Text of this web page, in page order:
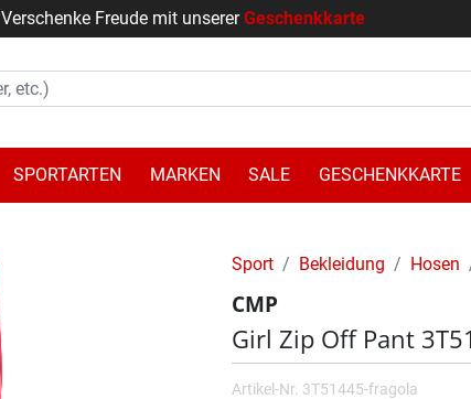
Verschenke Freude mit unsererGeschenkkarte
SPORTARTEN MARKEN SALE GESCHENKKARTE
Sport Bekleidung Hosen
CMP
Girl Zip Off Pant
Artikel-Nr. 3T51445-fragola